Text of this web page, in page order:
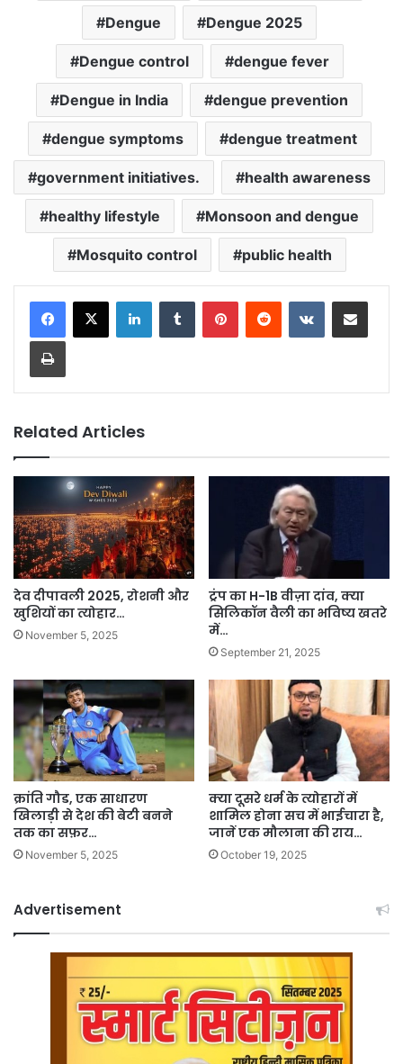
Dengue Dengue 2025
Dengue control dengue fever
Dengue in India dengue prevention
dengue symptoms dengue treatment
government initiatives. health awareness
healthy lifestyle Monsoon and dengue
Mosquito control public health
LinkedInTumblr PinterestReddit VKontakteShare via Email
Print
Related Articles
देव दीपावली 2025, रोशनी और
खुशियों का त्योहार…
November 5, 2025
ट्रंप का H-1B वीज़ा दांव, क्या
सिलिकॉन वैली का भविष्य खतरे
में…
September 21, 2025
क्रांति गौड, एक साधारण
खिलाड़ी से देश की बेटी बनने
तक का सफ़र…
November 5, 2025
क्या दूसरे धर्म के त्योहारों में
शामिल होना सच में भाईचारा है,
जानें एक मौलाना की राय…
October 19, 2025
Advertisement